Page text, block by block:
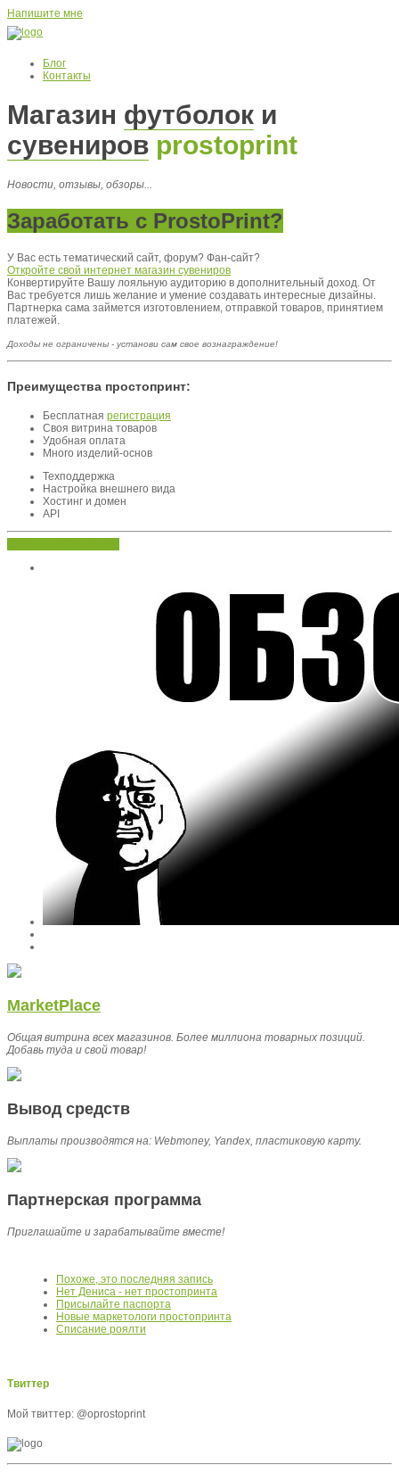
Напишите мне
Блог
Контакты
Магазин футболок и
сувениров prostoprint
Новости, отзывы, обзоры...
Заработать с ProstoPrint?
У Вас есть тематический сайт, форум? Фан-сайт?
Откройте свой интернет магазин сувениров
Конвертируйте Вашу лояльную аудиторию в дополнительный доход. От
Вас требуется лишь желание и умение создавать интересные дизайны.
Партнерка сама займется изготовлением, отправкой товаров, принятием
платежей.
Доходы не ограничены - установи сам свое вознаграждение!
Преимущества простопринт:
Бесплатная регистрация
Своя витрина товаров
Удобная оплата
Много изделий-основ
Техподдержка
Настройка внешнего вида
Хостинг и домен
API
MarketPlace
Общая витрина всех магазинов. Более миллиона товарных позиций.
Добавь туда и свой товар!
Вывод средств
Выплаты производятся на: Webmoney, Yandex, пластиковую карту.
Партнерская программа
Приглашайте и зарабатывайте вместе!
Похоже, это последняя запись
Нет Дениса - нет простопринта
Присылайте паспорта
Новые маркетологи простопринта
Списание роялти
Твиттер
Мой твиттер: @oprostoprint